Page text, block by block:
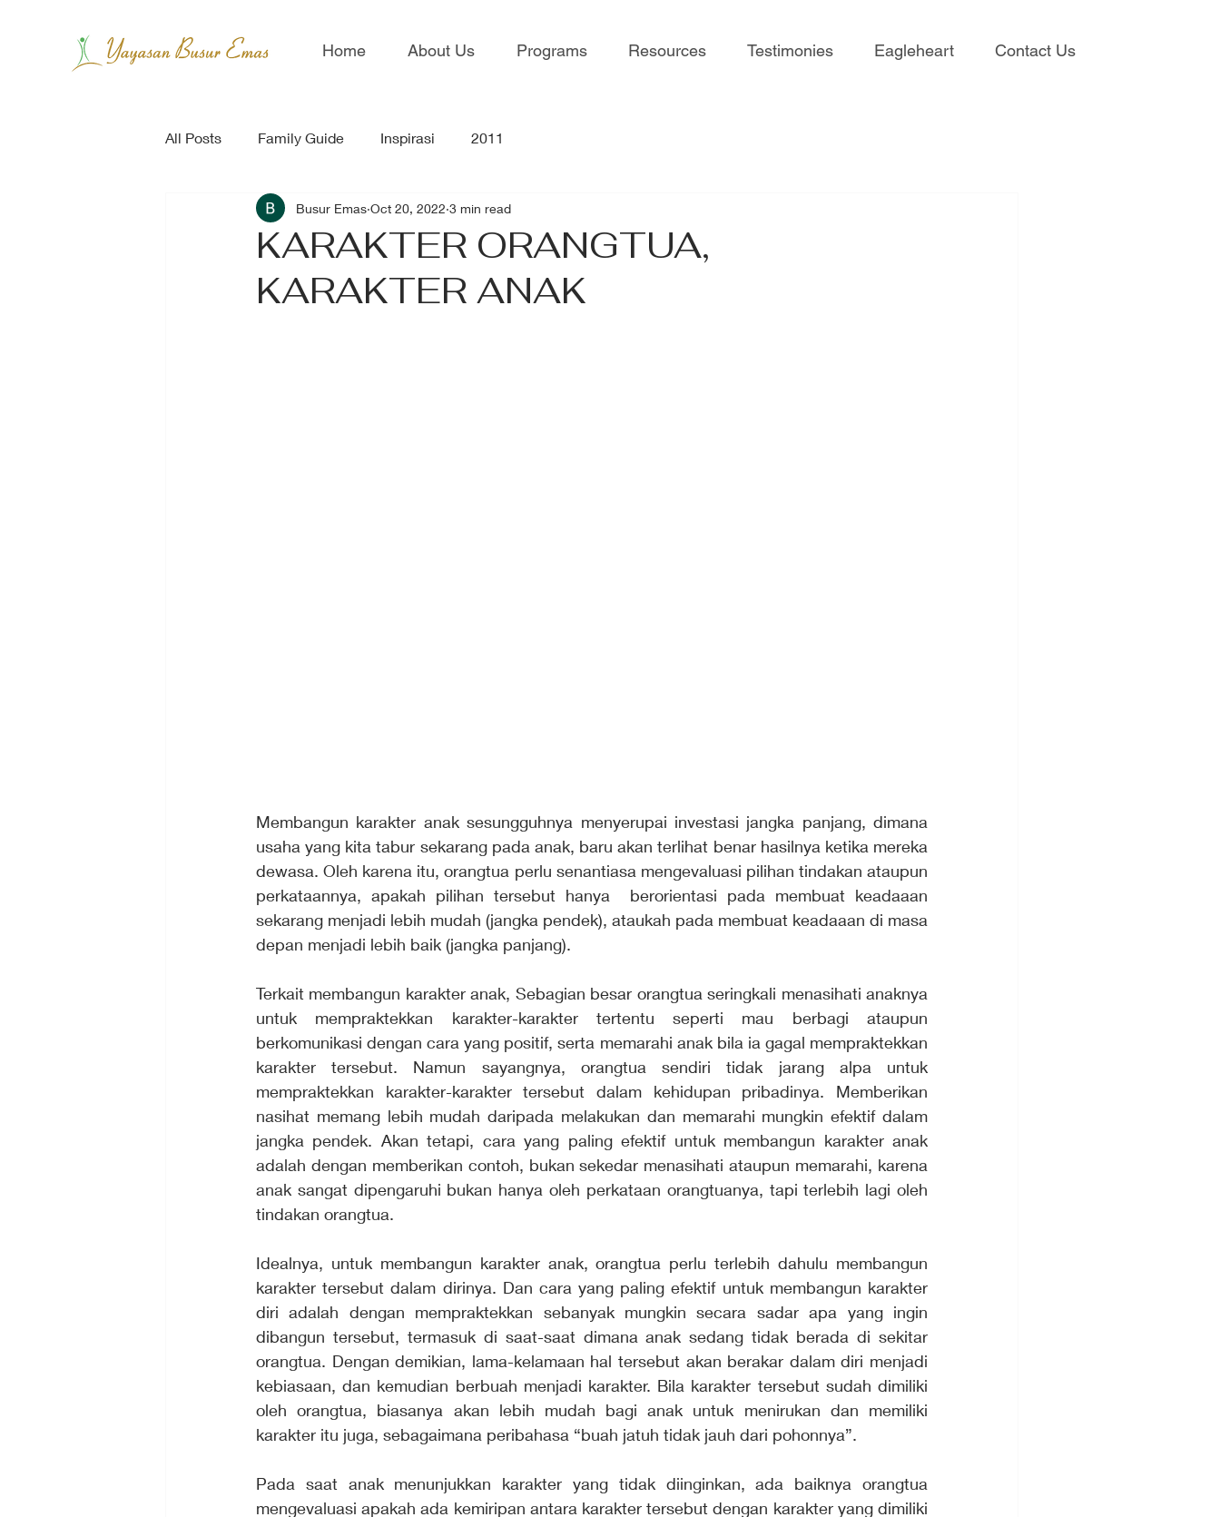
Home About Us Programs Resources Testimonies Eagleheart Contact Us
All Posts Family Guide Inspirasi 2011
KARAKTER ORANGTUA,
KARAKTER ANAK
Busur Emas Oct 20, 2022 3 min read
Membangun karakter anak sesungguhnya menyerupai investasi jangka panjang, dimana
usaha yang kita tabur sekarang pada anak, baru akan terlihat benar hasilnya ketika mereka
dewasa. Oleh karena itu, orangtua perlu senantiasa mengevaluasi pilihan tindakan ataupun
perkataannya, apakah pilihan tersebut hanya  berorientasi pada membuat keadaaan
sekarang menjadi lebih mudah (jangka pendek), ataukah pada membuat keadaaan di masa
depan menjadi lebih baik (jangka panjang).
Terkait membangun karakter anak, Sebagian besar orangtua seringkali menasihati anaknya
untuk mempraktekkan karakter-karakter tertentu seperti mau berbagi ataupun
berkomunikasi dengan cara yang positif, serta memarahi anak bila ia gagal mempraktekkan
karakter tersebut. Namun sayangnya, orangtua sendiri tidak jarang alpa untuk
mempraktekkan karakter-karakter tersebut dalam kehidupan pribadinya. Memberikan
nasihat memang lebih mudah daripada melakukan dan memarahi mungkin efektif dalam
jangka pendek. Akan tetapi, cara yang paling efektif untuk membangun karakter anak
adalah dengan memberikan contoh, bukan sekedar menasihati ataupun memarahi, karena
anak sangat dipengaruhi bukan hanya oleh perkataan orangtuanya, tapi terlebih lagi oleh
tindakan orangtua.
Idealnya, untuk membangun karakter anak, orangtua perlu terlebih dahulu membangun
karakter tersebut dalam dirinya. Dan cara yang paling efektif untuk membangun karakter
diri adalah dengan mempraktekkan sebanyak mungkin secara sadar apa yang ingin
dibangun tersebut, termasuk di saat-saat dimana anak sedang tidak berada di sekitar
orangtua. Dengan demikian, lama-kelamaan hal tersebut akan berakar dalam diri menjadi
kebiasaan, dan kemudian berbuah menjadi karakter. Bila karakter tersebut sudah dimiliki
oleh orangtua, biasanya akan lebih mudah bagi anak untuk menirukan dan memiliki
karakter itu juga, sebagaimana peribahasa “buah jatuh tidak jauh dari pohonnya”.
Pada saat anak menunjukkan karakter yang tidak diinginkan, ada baiknya orangtua
mengevaluasi apakah ada kemiripan antara karakter tersebut dengan karakter yang dimiliki